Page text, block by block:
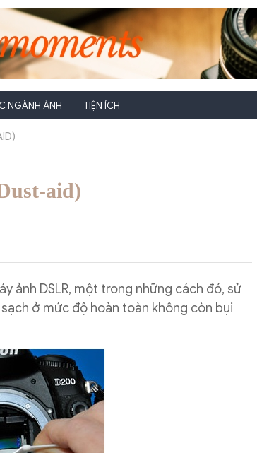
NGÀNH ẢNH TIỆN ÍCH
aid)
ảnh DSLR, một trong những cách đó, sử
ở mức độ hoàn toàn không còn bụi